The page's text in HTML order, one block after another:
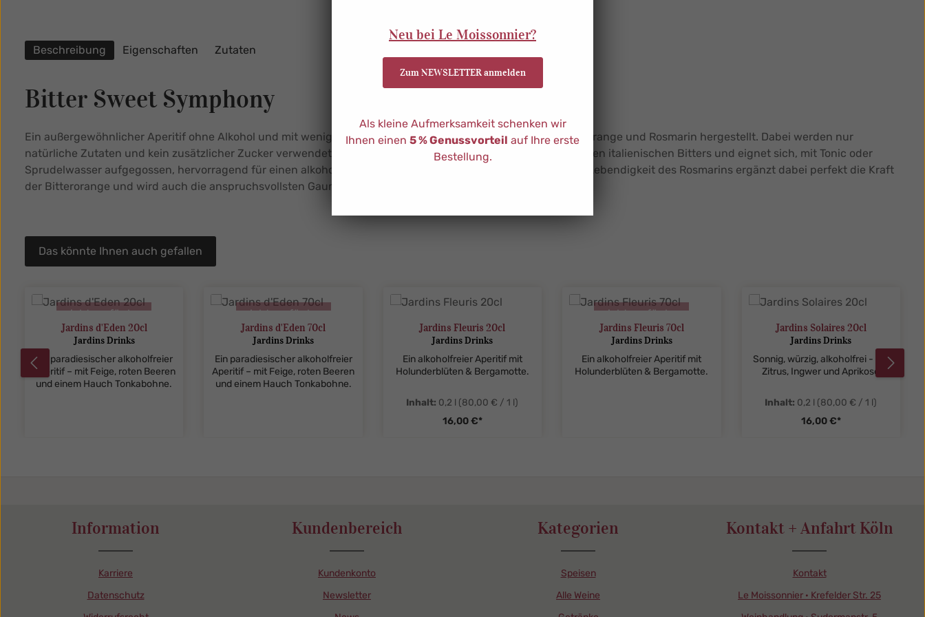
Beschreibung Eigenschaften Zutaten
Bitter Sweet Symphony
Ein außergewöhnlicher Aperitif ohne Alkohol und mit wenig Zucker. Er wird im Herzen der Touraine aus Bitterorange und Rosmarin hergestellt. Dabei werden nur
natürliche Zutaten und kein zusätzlicher Zucker verwendet. Der Jardins Suspendus ist inspiriert von den besten italienischen Bitters und eignet sich, mit Tonic oder
Sprudelwasser aufgegossen, hervorragend für einen alkoholfreien bitter-fruchtigen Aperitif. Die Frische und Lebendigkeit des Rosmarins ergänzt dabei perfekt die Kraft
der Bitterorange und wird auch die anspruchsvollsten Gaumen überzeugen.
Das könnte Ihnen auch gefallen
Produktgalerie überspringen
nicht verfügbar
Jardins d'Eden 20cl
Jardins Drinks
Ein paradiesischer alkoholfreier
Aperitif – mit Feige, roten Beeren
und einem Hauch Tonkabohne.
nicht verfügbar
Jardins d'Eden 70cl
Jardins Drinks
Ein paradiesischer alkoholfreier
Aperitif – mit Feige, roten Beeren
und einem Hauch Tonkabohne.
Jardins Fleuris 20cl
Jardins Drinks
Ein alkoholfreier Aperitif mit
Holunderblüten & Bergamotte.
Inhalt: 0,2 l (80,00 € / 1 l)
16,00 €*
nicht verfügbar
Jardins Fleuris 70cl
Jardins Drinks
Ein alkoholfreier Aperitif mit
Holunderblüten & Bergamotte.
Jardins Solaires 20cl
Jardins Drinks
Sonnig, würzig, alkoholfrei - mit
Zitrus, Ingwer und Aprikose
Inhalt: 0,2 l (80,00 € / 1 l)
16,00 €*
Information
Karriere
Datenschutz
Kundenbereich
Kundenkonto
Newsletter
Kategorien
Speisen
Alle Weine
Kontakt + Anfahrt Köln
Kontakt
Le Moissonnier · Krefelder Str. 25
Neu bei Le Moissonnier?
Zum NEWSLETTER anmelden
Als kleine Aufmerksamkeit schenken wir
Ihnen einen 5 % Genussvorteil auf Ihre erste
Bestellung.